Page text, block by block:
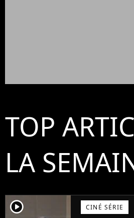
TOP
LA
player2 CINÉ SÉRIE